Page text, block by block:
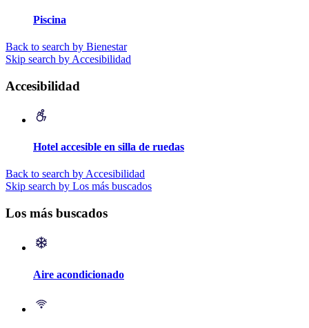
Piscina
Back to search by Bienestar
Skip search by Accesibilidad
Accesibilidad
Hotel accesible en silla de ruedas
Back to search by Accesibilidad
Skip search by Los más buscados
Los más buscados
Aire acondicionado